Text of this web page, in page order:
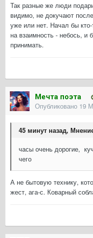
Так разные же люди
видимо, не докучают
уже или нет. Начал бы
на взаимность - небось, и
принимать.
Мечта поэта
Опубликовано 19
45 минут назад,
часы очень дорогие,
чего
А не бытовую технику,
жест, ага-с. Коварный